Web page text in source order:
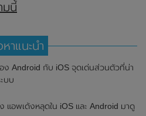
มนี้
หาแนะนำ
ง Android กับ iOS จุดเด่นส่วนตัวที่น่า
บบ
แอพเด้งหลุดใน iOS และ Android มาดู